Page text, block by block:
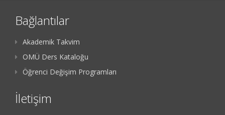
Bağlantılar
Akademik Takvim
OMÜ Ders Kataloğu
Öğrenci Değişim Programları
İletişim